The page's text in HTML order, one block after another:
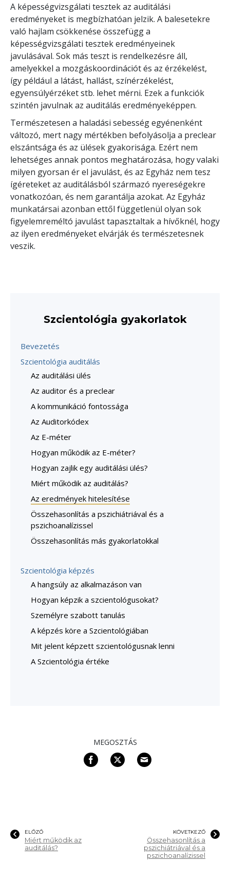
A képességvizsgálati tesztek az auditálási
eredményeket is megbízhatóan jelzik. A balesetekre
való hajlam csökkenése összefügg a
képességvizsgálati tesztek eredményeinek
javulásával. Sok más teszt is rendelkezésre áll,
amelyekkel a mozgáskoordinációt és az érzékelést,
így például a látást, hallást, színérzékelést,
egyensúlyérzéket stb. lehet mérni. Ezek a funkciók
szintén javulnak az auditálás eredményeképpen.
Természetesen a haladási sebesség egyénenként
változó, mert nagy mértékben befolyásolja a preclear
elszántsága és az ülések gyakorisága. Ezért nem
lehetséges annak pontos meghatározása, hogy valaki
milyen gyorsan ér el javulást, és az Egyház nem tesz
ígéreteket az auditálásból származó nyereségekre
vonatkozóan, és nem garantálja azokat. Az Egyház
munkatársai azonban ettől függetlenül olyan sok
figyelemreméltó javulást tapasztaltak a hívőknél, hogy
az ilyen eredményeket elvárják és természetesnek
veszik.
Szcientológia gyakorlatok
Bevezetés
Szcientológia auditálás
Az auditálási ülés
Az auditor és a preclear
A kommunikáció fontossága
Az Auditorkódex
Az E-méter
Hogyan működik az E-méter?
Hogyan zajlik egy auditálási ülés?
Miért működik az auditálás?
Az eredmények hitelesítése
Összehasonlítás a pszichiátriával és a
pszichoanalízissel
Összehasonlítás más gyakorlatokkal
Szcientológia képzés
A hangsúly az alkalmazáson van
Hogyan képzik a szcientológusokat?
Személyre szabott tanulás
A képzés köre a Szcientológiában
Mit jelent képzett szcientológusnak lenni
A Szcientológia értéke
MEGOSZTÁS
ELŐZŐ
Miért működik az
auditálás?
KÖVETKEZŐ
Összehasonlítás a
pszichiátriával és a
pszichoanalízissel